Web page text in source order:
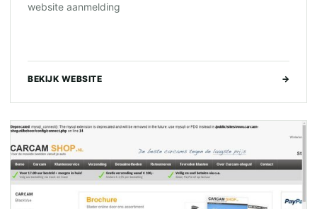
website aanmelding
BEKIJK WEBSITE →